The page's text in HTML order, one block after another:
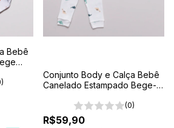
Bebê
Conjunto Body e Calça Bebê
Canelado Estampado Bege-
(0)
R$59,90